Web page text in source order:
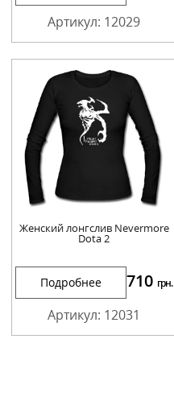
Артикул: 12029
Женский лонгслив Nevermore
Dota 2
Подробнее 710 грн.
Артикул: 12031